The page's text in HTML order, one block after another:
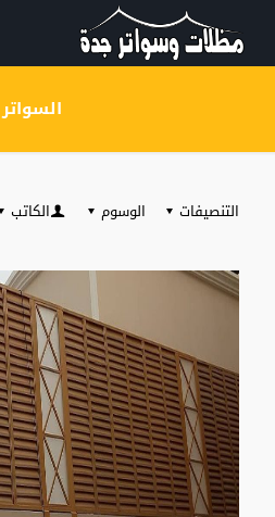
السواتر
التنصيفات الوسوم الكاتب